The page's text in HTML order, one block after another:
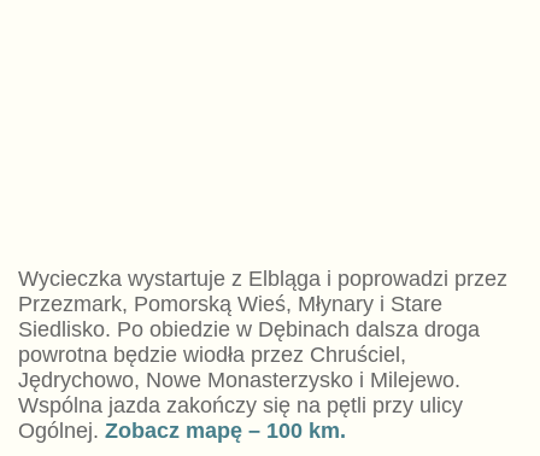
Wycieczka wystartuje z Elbląga i poprowadzi przez
Przezmark, Pomorską Wieś, Młynary i Stare
Siedlisko. Po obiedzie w Dębinach dalsza droga
powrotna będzie wiodła przez Chruściel,
Jędrychowo, Nowe Monasterzysko i Milejewo.
Wspólna jazda zakończy się na pętli przy ulicy
Ogólnej. Zobacz mapę – 100km.